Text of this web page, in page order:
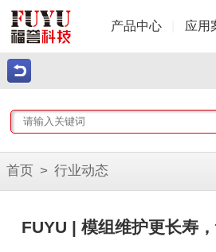
产品中心 应用
首页 > 行业动态
FUYU | 模组维护更长寿